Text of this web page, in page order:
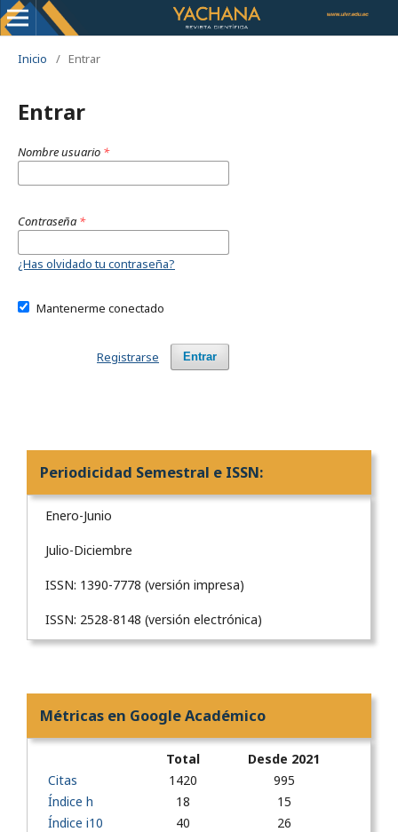
Inicio / Entrar
Entrar
Nombre usuario *
Contraseña *
¿Has olvidado tu contraseña?
Mantenerme conectado
Entrar
Registrarse
Periodicidad Semestral e ISSN:
Enero-Junio
Julio-Diciembre
ISSN: 1390-7778 (versión impresa)
ISSN: 2528-8148 (versión electrónica)
Métricas en Google Académico
Total
Desde 2021
Citas
1420
995
Índice h
18
15
Índice i10
40 26